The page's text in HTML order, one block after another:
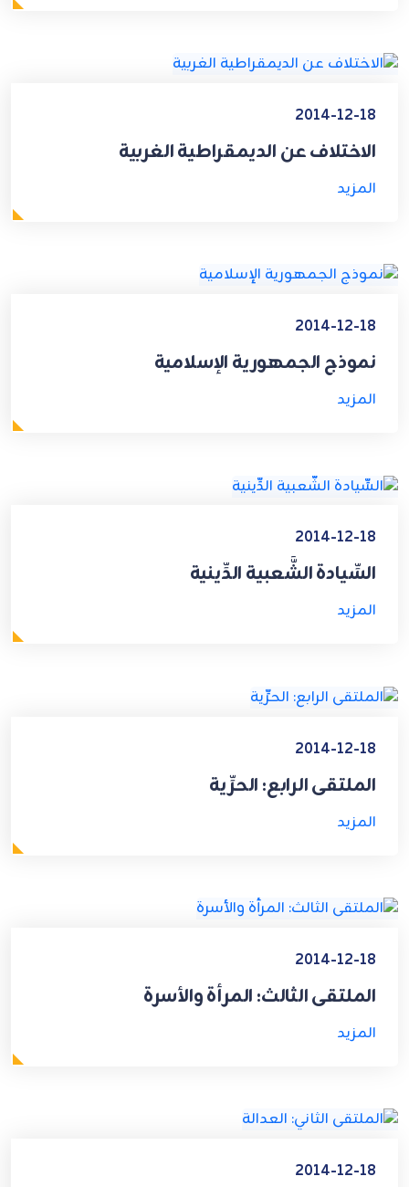
2014-12-18
الاختلاف عن الديمقراطية الغربية
المزيد
2014-12-18
نموذج الجمهورية الإسلامية
المزيد
2014-12-18
السِّيادة الشَّعبية الدِّينية
المزيد
2014-12-18
الملتقى الرابع: الحرِّية
المزيد
2014-12-18
الملتقى الثالث: المرأة والأسرة
المزيد
2014-12-18